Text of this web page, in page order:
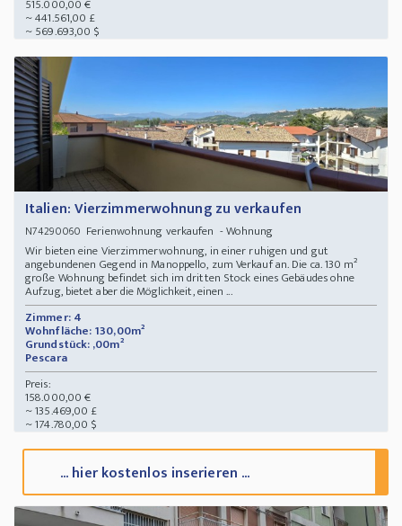
515.000,00 €
~ 441.561,00 £
~ 569.693,00 $
Italien: Vierzimmerwohnung zu verkaufen
N74290060 Ferienwohnung verkaufen - Wohnung
Wir bieten eine Vierzimmerwohnung, in einer ruhigen und gut
angebundenen Gegend in Manoppello, zum Verkauf an. Die ca. 130 m²
große Wohnung befindet sich im dritten Stock eines Gebäudes ohne
Aufzug, bietet aber die Möglichkeit, einen ...
Zimmer: 4
Wohnfläche: 130,00m²
Grundstück: ,00m²
Pescara
Preis:
158.000,00 €
~ 135.469,00 £
~ 174.780,00 $
... hier kostenlos inserieren ...